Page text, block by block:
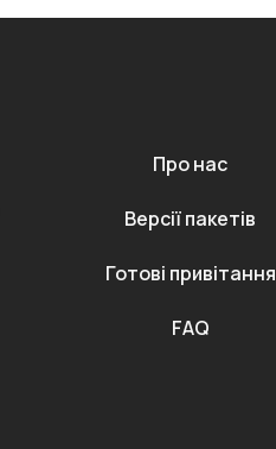
Про нас
Версії пакетів
Готові привітання
FAQ